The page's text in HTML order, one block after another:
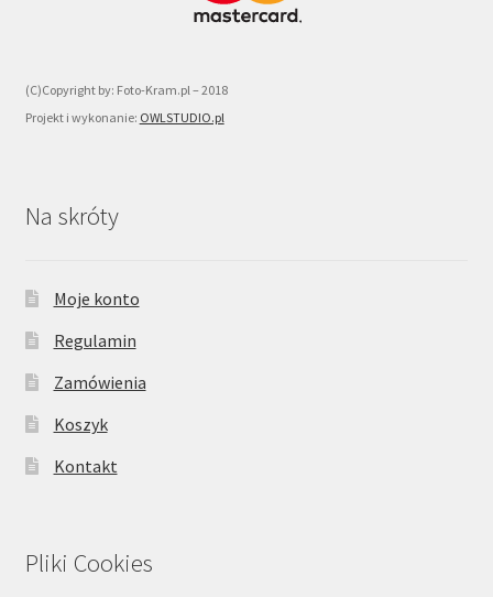
(C)Copyright by: Foto-Kram.pl – 2018
Projekt i wykonanie: OWLSTUDIO.pl
Na skróty
Moje konto
Regulamin
Zamówienia
Koszyk
Kontakt
Pliki Cookies